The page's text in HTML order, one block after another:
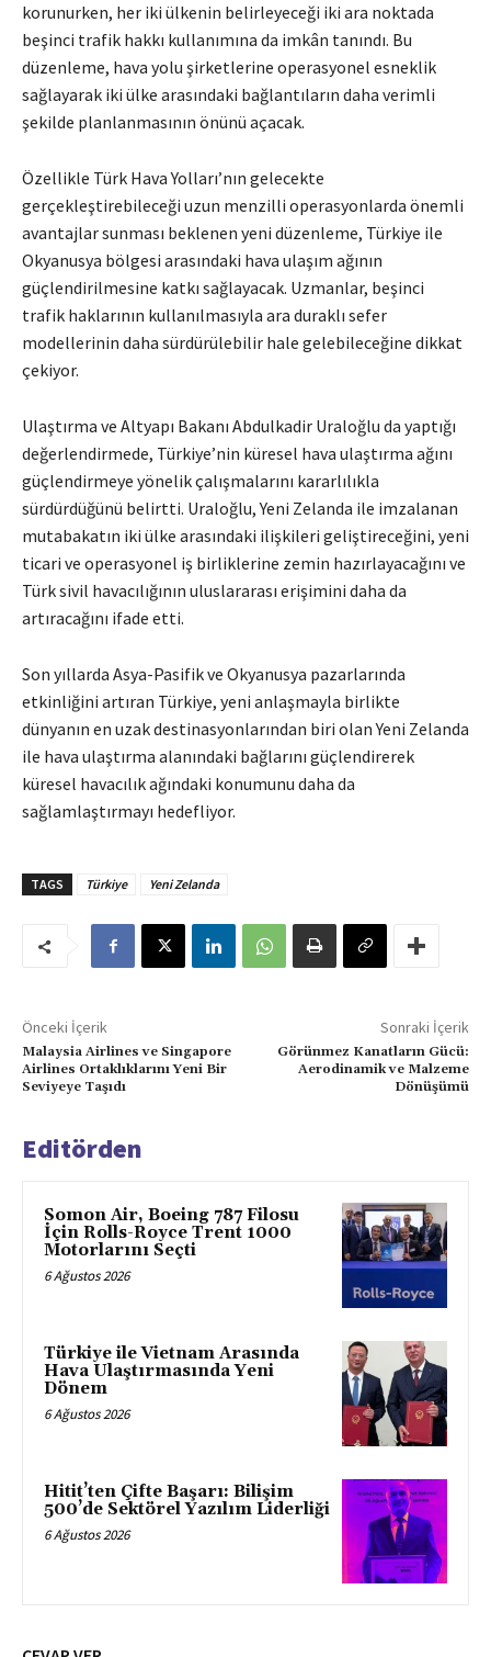
korunurken, her iki ülkenin belirleyeceği iki ara noktada
beşinci trafik hakkı kullanımına da imkân tanındı. Bu
düzenleme, hava yolu şirketlerine operasyonel esneklik
sağlayarak iki ülke arasındaki bağlantıların daha verimli
şekilde planlanmasının önünü açacak.
Özellikle Türk Hava Yolları’nın gelecekte
gerçekleştirebileceği uzun menzilli operasyonlarda önemli
avantajlar sunması beklenen yeni düzenleme, Türkiye ile
Okyanusya bölgesi arasındaki hava ulaşım ağının
güçlendirilmesine katkı sağlayacak. Uzmanlar, beşinci
trafik haklarının kullanılmasıyla ara duraklı sefer
modellerinin daha sürdürülebilir hale gelebileceğine dikkat
çekiyor.
Ulaştırma ve Altyapı Bakanı Abdulkadir Uraloğlu da yaptığı
değerlendirmede, Türkiye’nin küresel hava ulaştırma ağını
güçlendirmeye yönelik çalışmalarını kararlılıkla
sürdürdüğünü belirtti. Uraloğlu, Yeni Zelanda ile imzalanan
mutabakatın iki ülke arasındaki ilişkileri geliştireceğini, yeni
ticari ve operasyonel iş birliklerine zemin hazırlayacağını ve
Türk sivil havacılığının uluslararası erişimini daha da
artıracağını ifade etti.
Son yıllarda Asya-Pasifik ve Okyanusya pazarlarında
etkinliğini artıran Türkiye, yeni anlaşmayla birlikte
dünyanın en uzak destinasyonlarından biri olan Yeni Zelanda
ile hava ulaştırma alanındaki bağlarını güçlendirerek
küresel havacılık ağındaki konumunu daha da
sağlamlaştırmayı hedefliyor.
TAGS Türkiye Yeni Zelanda
Önceki İçerik
Malaysia Airlines ve Singapore
Airlines Ortaklıklarını Yeni Bir
Seviyeye Taşıdı
Sonraki İçerik
Görünmez Kanatların Gücü:
Aerodinamik ve Malzeme
Dönüşümü
Editörden
Somon Air, Boeing 787 Filosu
İçin Rolls-Royce Trent 1000
Motorlarını Seçti
6 Ağustos 2026
Türkiye ile Vietnam Arasında
Hava Ulaştırmasında Yeni
Dönem
6 Ağustos 2026
Hitit’ten Çifte Başarı: Bilişim
500’de Sektörel Yazılım Liderliği
6 Ağustos 2026